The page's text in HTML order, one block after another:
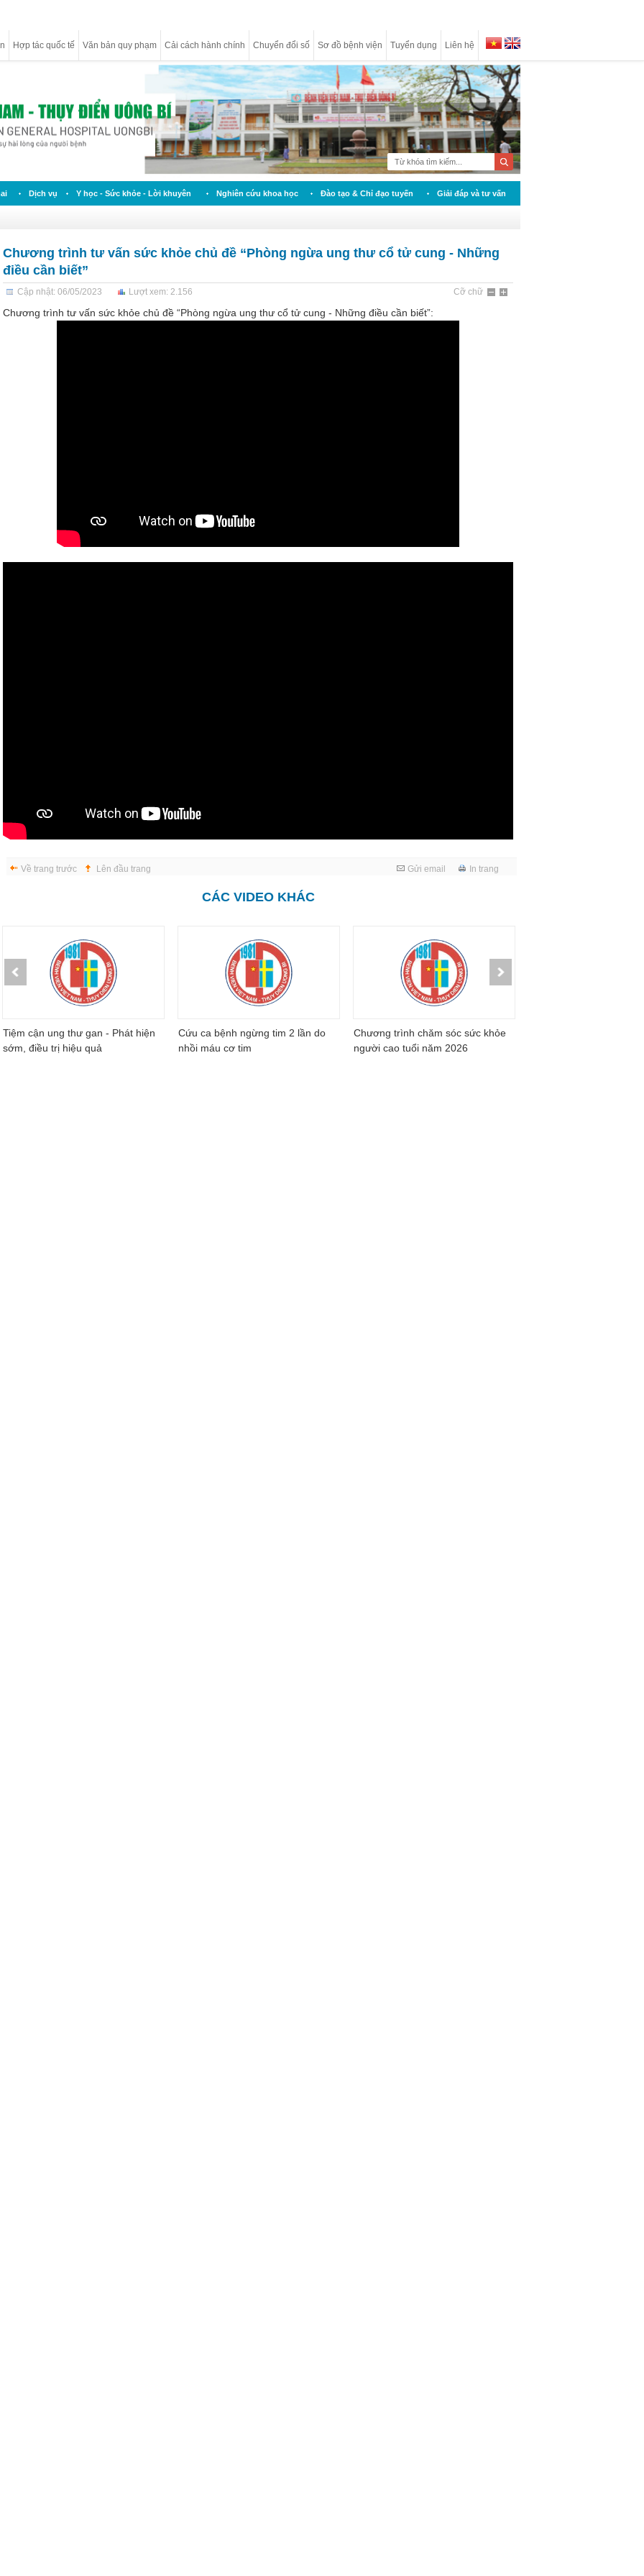
Hợp tác quốc tế Văn bản quy phạm Cải cách hành chính Chuyển đổi số Sơ đồ bệnh viện Tuyển dụng Liên hệ
Dịch vụ Y học - Sức khỏe - Lời khuyên Nghiên cứu khoa học Đào tạo & Chỉ đạo tuyến Giải đáp và tư vấn
Chương trình tư vấn sức khỏe chủ đề “Phòng ngừa ung thư cổ tử cung - Những
điều cần biết”
Cập nhật: 06/05/2023 Lượt xem: 2.156 Cỡ chữ
Chương trình tư vấn sức khỏe chủ đề “Phòng ngừa ung thư cổ tử cung - Những điều cần biết”:
Về trang trước Lên đầu trang Gửi email In trang
CÁC VIDEO KHÁC
Tiệm cận ung thư gan - Phát hiện
sớm, điều trị hiệu quả
Cứu ca bệnh ngừng tim 2 lần do
nhồi máu cơ tim
Chương trình chăm sóc sức khỏe
người cao tuổi năm 2026